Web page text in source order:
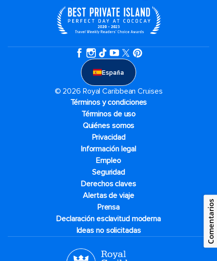
España
© 2026 Royal Caribbean Cruises
Términos y condiciones
Términos de uso
Quiénes somos
Privacidad
Información legal
Empleo
Seguridad
Derechos claves
Alertas de viaje
Prensa
Declaración esclavitud moderna
Ideas no solicitadas
Comentarios